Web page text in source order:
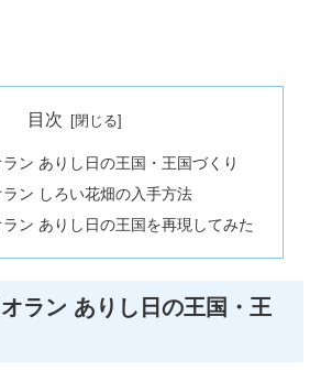
目次
ン ありし日の王国・王国づくり
ン しろい花畑の入手方法
ン ありし日の王国を再現してみた
ラン ありし日の王国・王